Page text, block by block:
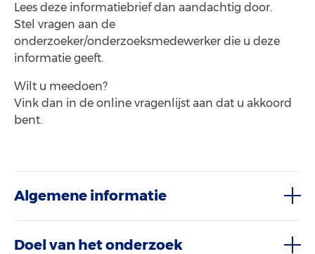
Lees deze informatiebrief dan aandachtig door.
Stel vragen aan de
onderzoeker/onderzoeksmedewerker die u deze
informatie geeft.
Wilt u meedoen?
Vink dan in de online vragenlijst aan dat u akkoord
bent.
Algemene informatie
Doel van het onderzoek